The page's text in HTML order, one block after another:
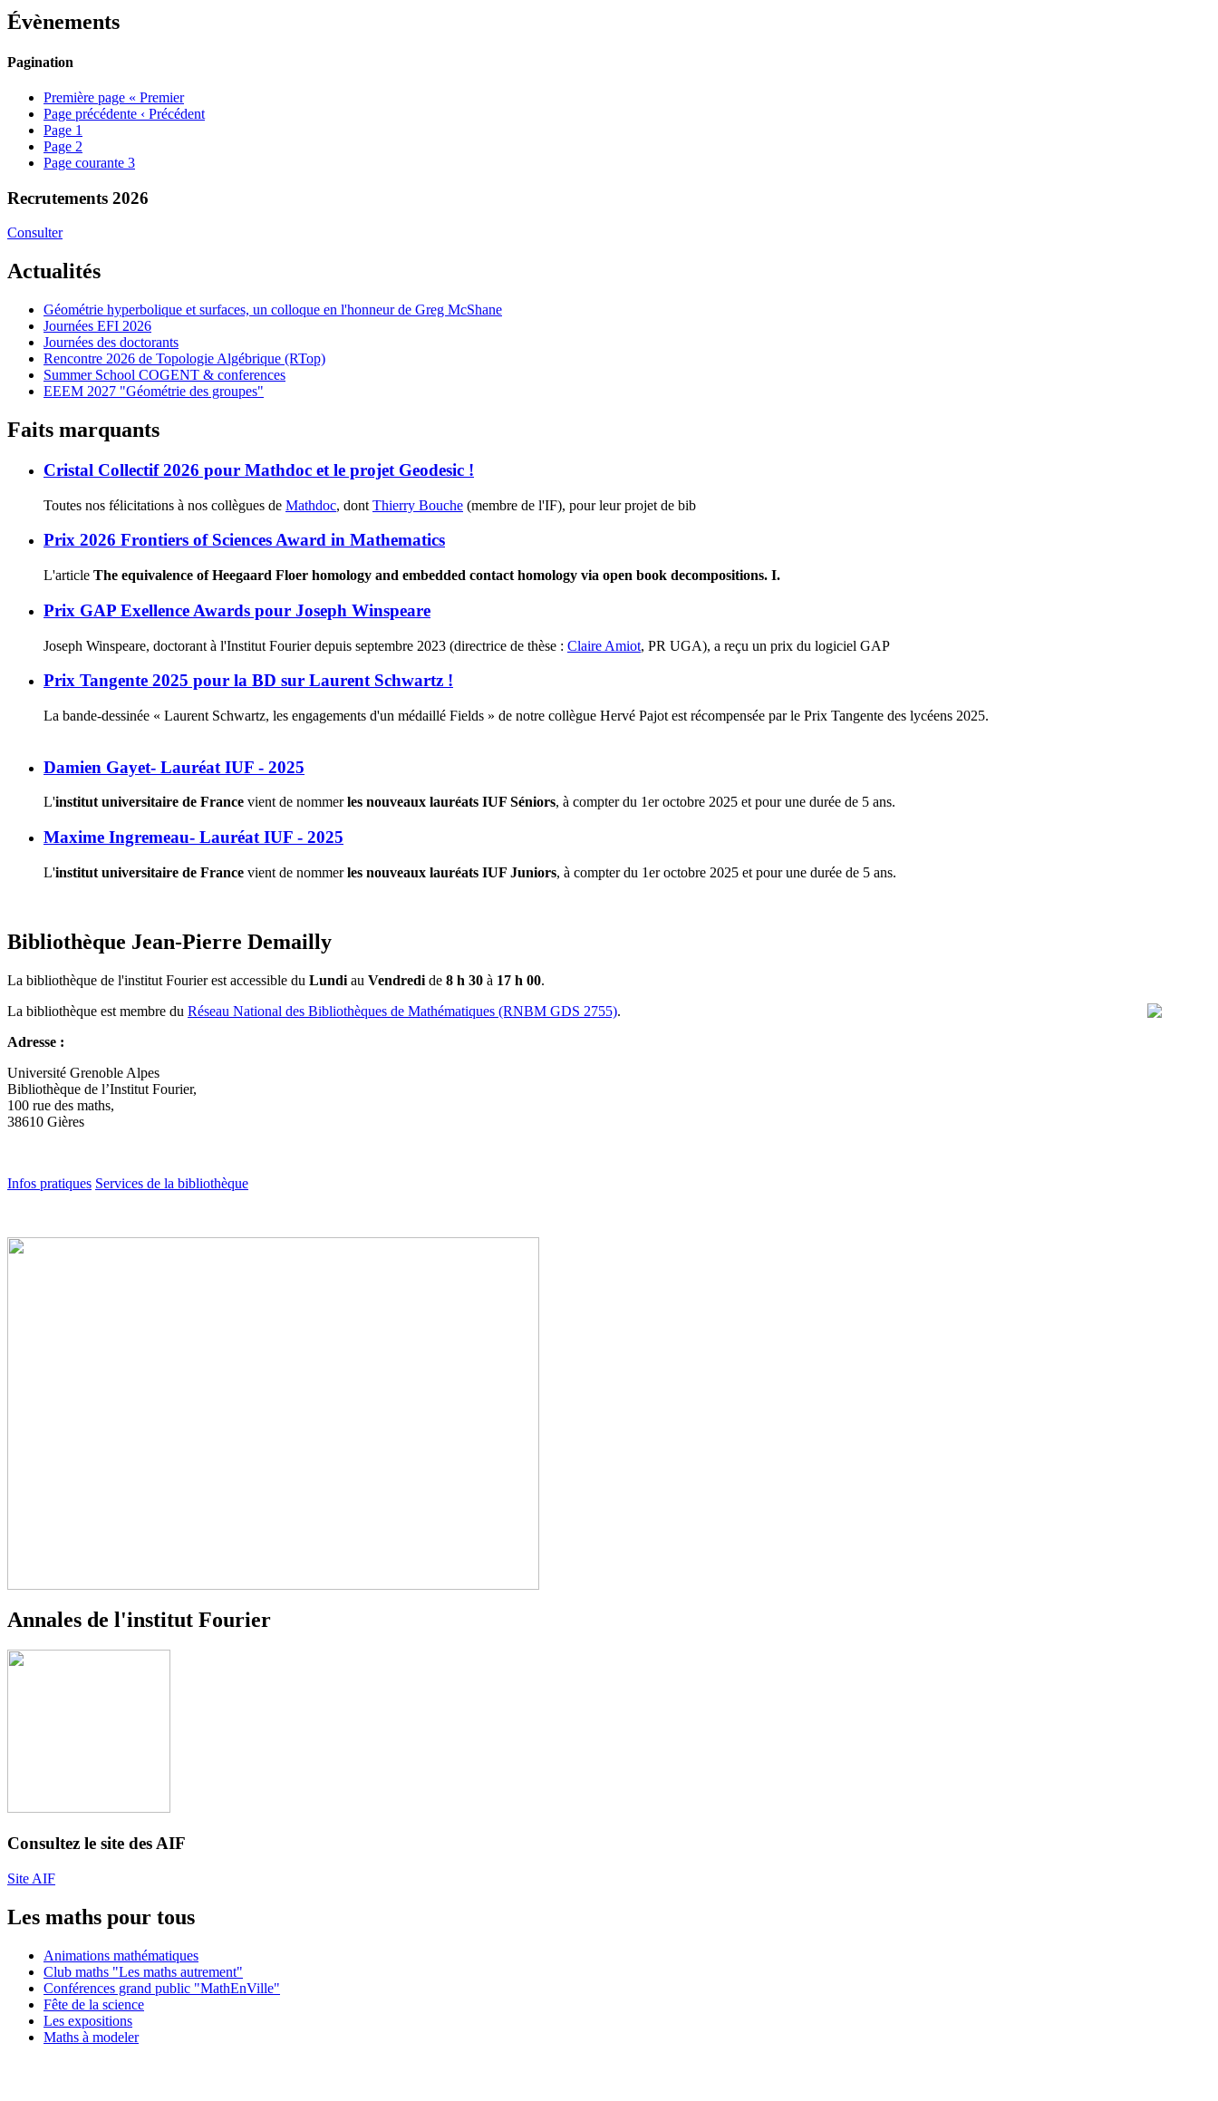
Évènements
Pagination
Première page « Premier
Page précédente ‹ Précédent
Page 1
Page 2
Page courante 3
Recrutements 2026
Consulter
Actualités
Géométrie hyperbolique et surfaces, un colloque en l'honneur de Greg McShane
Journées EFI 2026
Journées des doctorants
Rencontre 2026 de Topologie Algébrique (RTop)
Summer School COGENT & conferences
EEEM 2027 "Géométrie des groupes"
Faits marquants
Cristal Collectif 2026 pour Mathdoc et le projet Geodesic !
Toutes nos félicitations à nos collègues de Mathdoc, dont Thierry Bouche (membre de l'IF), pour leur projet de bib
Prix 2026 Frontiers of Sciences Award in Mathematics
L'article The equivalence of Heegaard Floer homology and embedded contact homology via open book decompositions. I.
Prix GAP Exellence Awards pour Joseph Winspeare
Joseph Winspeare, doctorant à l'Institut Fourier depuis septembre 2023 (directrice de thèse : Claire Amiot, PR UGA), a reçu un prix du logiciel GAP
Prix Tangente 2025 pour la BD sur Laurent Schwartz !
La bande-dessinée « Laurent Schwartz, les engagements d'un médaillé Fields » de notre collègue Hervé Pajot est récompensée par le Prix Tangente des lycéens 2025.
Damien Gayet- Lauréat IUF - 2025
L'institut universitaire de France vient de nommerles nouveaux lauréats IUF Séniors, à compter du 1er octobre 2025 et pour une durée de 5 ans.
Maxime Ingremeau- Lauréat IUF - 2025
L'institut universitaire de France vient de nommerles nouveaux lauréats IUF Juniors, à compter du 1er octobre 2025 et pour une durée de 5 ans.
Bibliothèque Jean-Pierre Demailly
La bibliothèque de l'institut Fourier est accessible du Lundi au Vendredi de 8 h 30 à 17 h 00.
La bibliothèque est membre du Réseau National des Bibliothèques de Mathématiques (RNBM GDS 2755).
Adresse :
Université Grenoble Alpes
Bibliothèque de l’Institut Fourier,
100 rue des maths,
38610 Gières
Infos pratiques Services de la bibliothèque
Annales de l'institut Fourier
Consultez le site des AIF
Site AIF
Les maths pour tous
Animations mathématiques
Club maths "Les maths autrement"
Conférences grand public "MathEnVille"
Fête de la science
Les expositions
Maths à modeler